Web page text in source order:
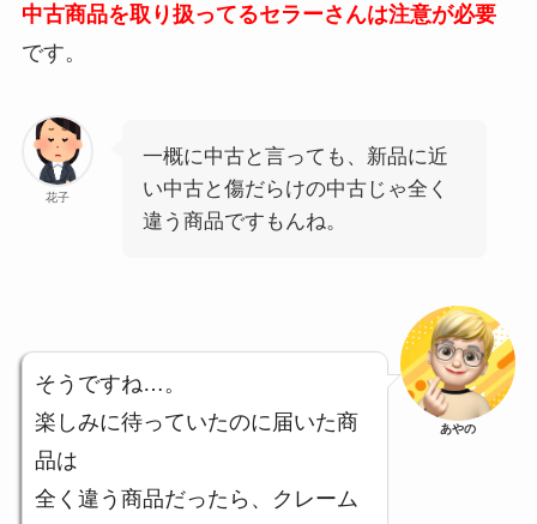
中古商品を取り扱ってるセラーさんは注意が必要
です。
花子
一概に中古と言っても、新品に近
い中古と傷だらけの中古じゃ全く
違う商品ですもんね。
そうですね…。
楽しみに待っていたのに届いた商
品は
全く違う商品だったら、クレーム
あやの